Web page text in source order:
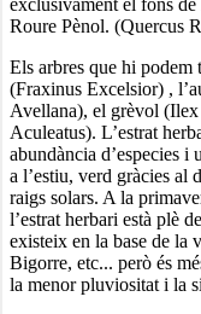
exclusivament el fons
Roure Pènol. (Quercus
Els arbres que hi
(Fraxinus Excelsior) ,
Avellana), el grèvol
Aculeatus). L’estrat
abundància d’especies i
a l’estiu, verd gràcies al
raigs solars. A la
l’estrat herbari està plè
existeix en la base de la
Bigorre, etc... però és
la menor pluviositat i la